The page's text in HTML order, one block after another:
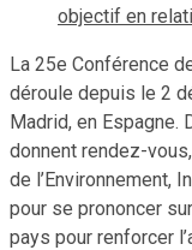
objectif en
La 25e Conférence
déroule depuis le 2
Madrid, en Espagne.
donnent rendez-
de l’Environnement,
pour se prononcer
pays pour renforcer